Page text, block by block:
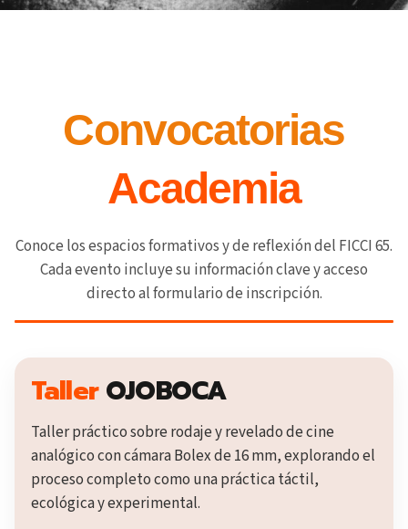
Convocatorias
Academia
Conoce los espacios formativos y de reflexión del FICCI 65.
Cada evento incluye su información clave y acceso
directo al formulario de inscripción.
TallerOJOBOCA
Taller práctico sobre rodaje y revelado de cine
analógico con cámara Bolex de 16 mm, explorando el
proceso completo como una práctica táctil,
ecológica y experimental.